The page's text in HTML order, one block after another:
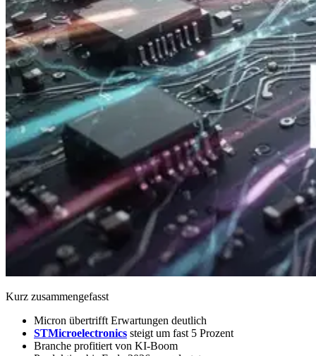
Kurz zusammengefasst
Micron übertrifft Erwartungen deutlich
STMicroelectronics steigt um fast 5 Prozent
Branche profitiert von KI-Boom